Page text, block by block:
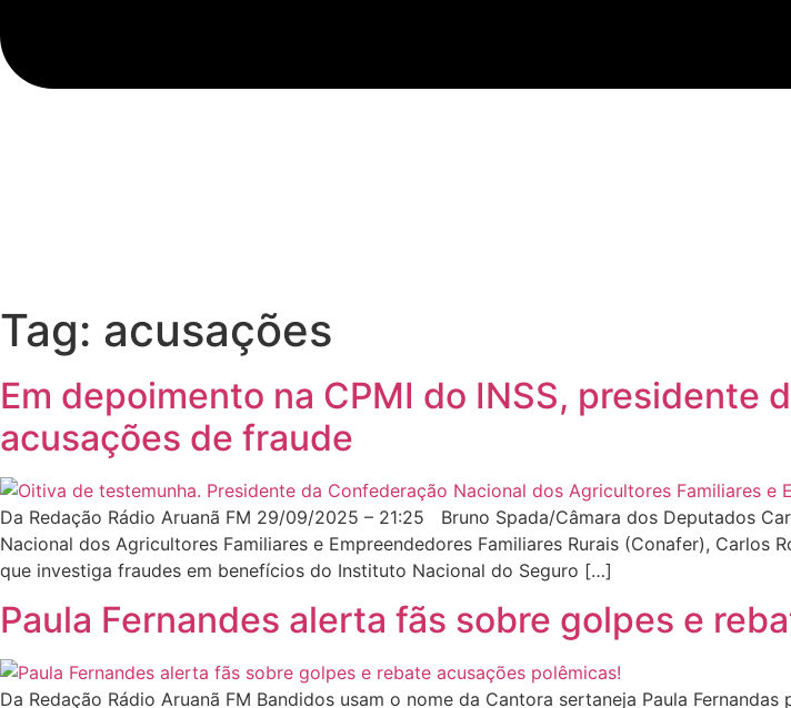
Tag: acusações
Em depoimento na CPMI do INSS, presidente
acusações de fraude
Da Redação Rádio Aruanã FM 29/09/2025 – 21:25 Bruno Spada/Câmara dos Deputados
Nacional dos Agricultores Familiares e Empreendedores Familiares Rurais (Conafer),
que investiga fraudes em benefícios do Instituto Nacional do Seguro […]
Paula Fernandes alerta fãs sobre golpes e
Da Redação Rádio Aruanã FM Bandidos usam o nome da Cantora sertaneja Paula